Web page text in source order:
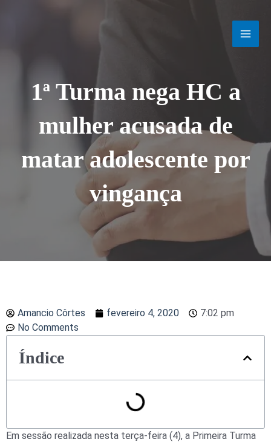
1ª Turma nega HC a
mulher acusada de
matar adolescente por
vingança
Amancio Côrtes fevereiro 4, 2020
7:02 pm
No Comments
Índice
Em sessão realizada nesta terça-feira (4), a Primeira Turma